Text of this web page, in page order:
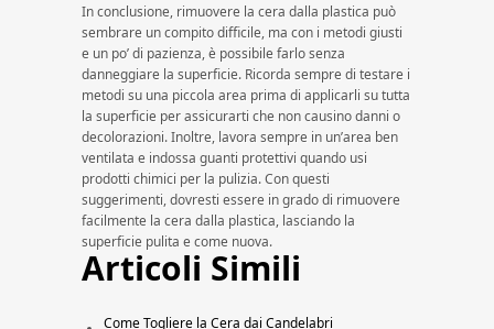
In conclusione, rimuovere la cera dalla plastica può
sembrare un compito difficile, ma con i metodi giusti
e un po’ di pazienza, è possibile farlo senza
danneggiare la superficie. Ricorda sempre di testare i
metodi su una piccola area prima di applicarli su tutta
la superficie per assicurarti che non causino danni o
decolorazioni. Inoltre, lavora sempre in un’area ben
ventilata e indossa guanti protettivi quando usi
prodotti chimici per la pulizia. Con questi
suggerimenti, dovresti essere in grado di rimuovere
facilmente la cera dalla plastica, lasciando la
superficie pulita e come nuova.
Articoli Simili
Come Togliere la Cera dai Candelabri